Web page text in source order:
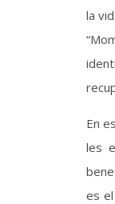
la
En
les
es